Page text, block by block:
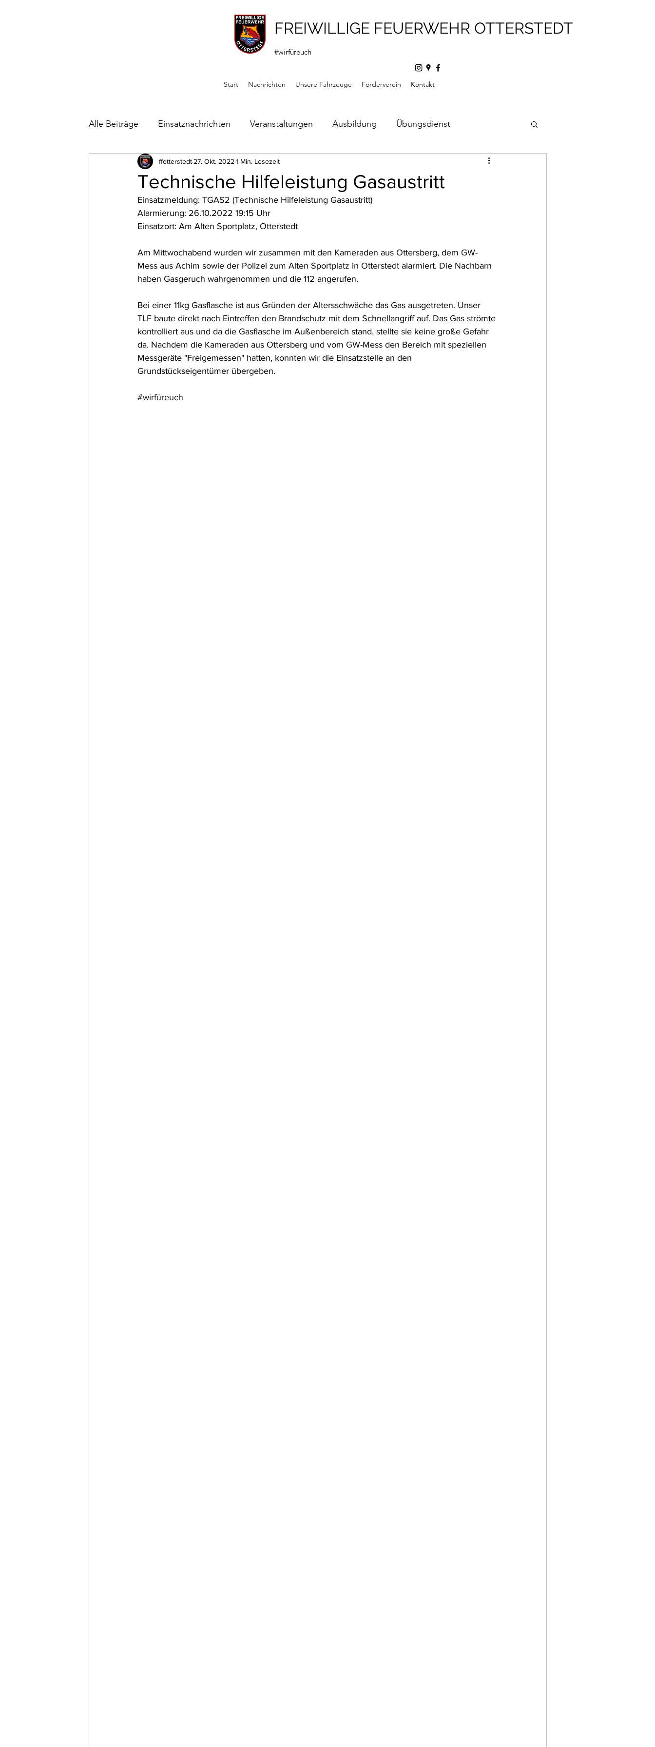
FREIWILLIGE FEUERWEHR OTTERSTEDT
#wirfüreuch
Start Nachrichten Unsere Fahrzeuge Förderverein Kontakt
Alle Beiträge Einsatznachrichten Veranstaltungen Ausbildung Übungsdienst
Bautagebuch Feuerwehrhaus Mitteilungen Brandschutz
Wettkämpfe
Technische Hilfeleistung Gasaustritt
ffotterstedt 27. Okt. 2022 1 Min. Lesezeit
Einsatzmeldung: TGAS2 (Technische Hilfeleistung Gasaustritt)
Alarmierung: 26.10.2022 19:15 Uhr
Einsatzort: Am Alten Sportplatz, Otterstedt
Am Mittwochabend wurden wir zusammen mit den Kameraden aus Ottersberg, dem GW-
Mess aus Achim sowie der Polizei zum Alten Sportplatz in Otterstedt alarmiert. Die Nachbarn
haben Gasgeruch wahrgenommen und die 112 angerufen.
Bei einer 11kg Gasflasche ist aus Gründen der Altersschwäche das Gas ausgetreten. Unser
TLF baute direkt nach Eintreffen den Brandschutz mit dem Schnellangriff auf. Das Gas strömte
kontrolliert aus und da die Gasflasche im Außenbereich stand, stellte sie keine große Gefahr
da. Nachdem die Kameraden aus Ottersberg und vom GW-Mess den Bereich mit speziellen
Messgeräte "Freigemessen" hatten, konnten wir die Einsatzstelle an den
Grundstückseigentümer übergeben.
#wirfüreuch